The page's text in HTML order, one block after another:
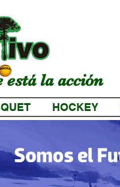
está la acción
HOCKEY
de lectura